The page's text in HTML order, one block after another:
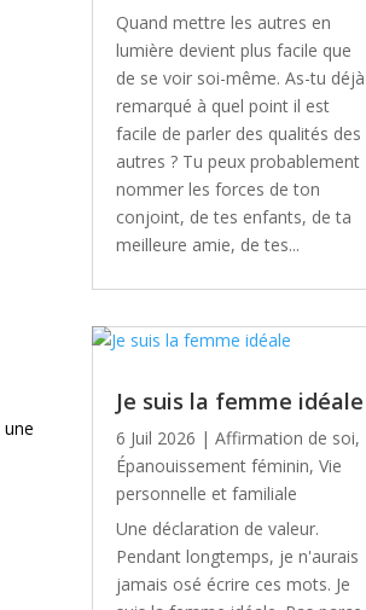
Quand mettre les autres en
lumière devient plus facile que
de se voir soi-même. As-tu déjà
remarqué à quel point il est
facile de parler des qualités des
autres ? Tu peux probablement
nommer les forces de ton
conjoint, de tes enfants, de ta
meilleure amie, de tes...
Je suis la femme idéale
6 Juil 2026 | Affirmation de soi,
Épanouissement féminin, Vie
personnelle et familiale
Une déclaration de valeur.
Pendant longtemps, je n'aurais
jamais osé écrire ces mots. Je